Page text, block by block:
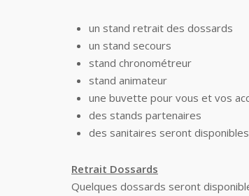
un stand retrait des dossards
un stand secours
stand chronométreur
stand animateur
une buvette pour vous et vos
des stands partenaires
des sanitaires seront
Retrait Dossards
Quelques dossards seront